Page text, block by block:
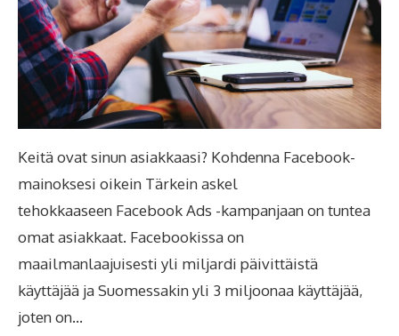
Keitä ovat sinun asiakkaasi? Kohdenna Facebook-
mainoksesi oikein Tärkein askel
tehokkaaseen Facebook Ads -kampanjaan on tuntea
omat asiakkaat. Facebookissa on
maailmanlaajuisesti yli miljardi päivittäistä
käyttäjää ja Suomessakin yli 3 miljoonaa käyttäjää,
joten on…